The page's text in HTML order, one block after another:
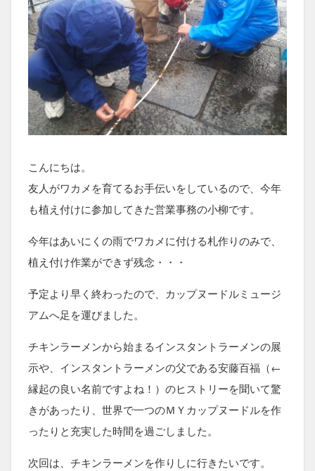
こんにちは。
友人がワカメを育てるお手伝いをしているので、今年
も植え付けに参加してきた営業事務の小柳です。
今年はあいにくの雨でワカメに付ける札作りのみで、
植え付け作業ができず残念・・・
予定より早く終わったので、カップヌードルミュージ
アムへ足を運びました。
チキンラーメンから始まるインスタントラーメンの展
示や、インスタントラーメンの父である安藤百福（←
縁起の良い名前ですよね！）のヒストリーを聞いて驚
きがあったり、世界で一つのＭＹカップヌードルを作
ったりと充実した時間を過ごしました。
次回は、チキンラーメンを作りしに行きたいです。